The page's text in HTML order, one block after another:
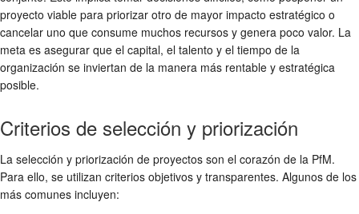
proyecto viable para priorizar otro de mayor impacto estratégico o
cancelar uno que consume muchos recursos y genera poco valor. La
meta es asegurar que el capital, el talento y el tiempo de la
organización se inviertan de la manera más rentable y estratégica
posible.
Criterios de selección y priorización
La selección y priorización de proyectos son el corazón de la PfM.
Para ello, se utilizan criterios objetivos y transparentes. Algunos de los
más comunes incluyen: